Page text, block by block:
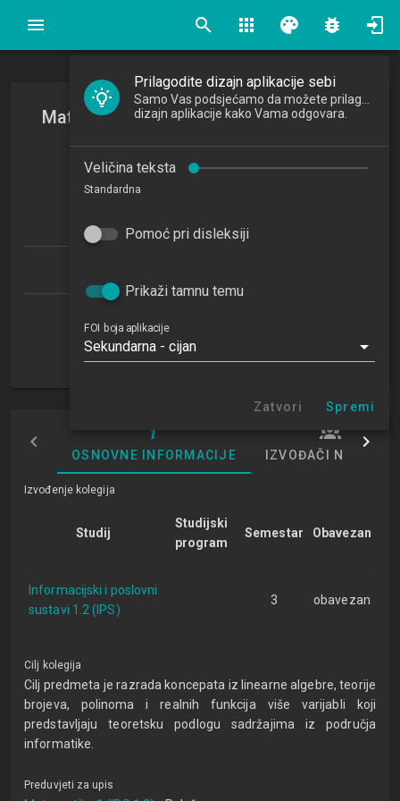
search apps palette bug_report
Matematičke metode za informatičare
Mathematical Methods for Informatics
2023/2024
ZP
OSNOVNE INFORMACIJE IZVOĐAČI NASTAVE
Izvođenje kolegija
Studij
Studijski
program
Semestar Obavezan
Informacijski i poslovni
sustavi 1.2 (IPS)
3 obavezan
Cilj kolegija
Cilj predmeta je razrada koncepata iz linearne algebre, teorije
brojeva, polinoma i realnih funkcija više varijabli koji
predstavljaju teoretsku podlogu sadržajima iz područja
informatike.
Preduvjeti za upis
Prilagodite dizajn aplikacije sebi
dizajn aplikacije kako Vama odgovara.
Veličina teksta
Standardna
Pomoć pri disleksiji
Prikaži tamnu temu
FOI boja aplikacije
Sekundarna - cijan
Zatvori Spremi